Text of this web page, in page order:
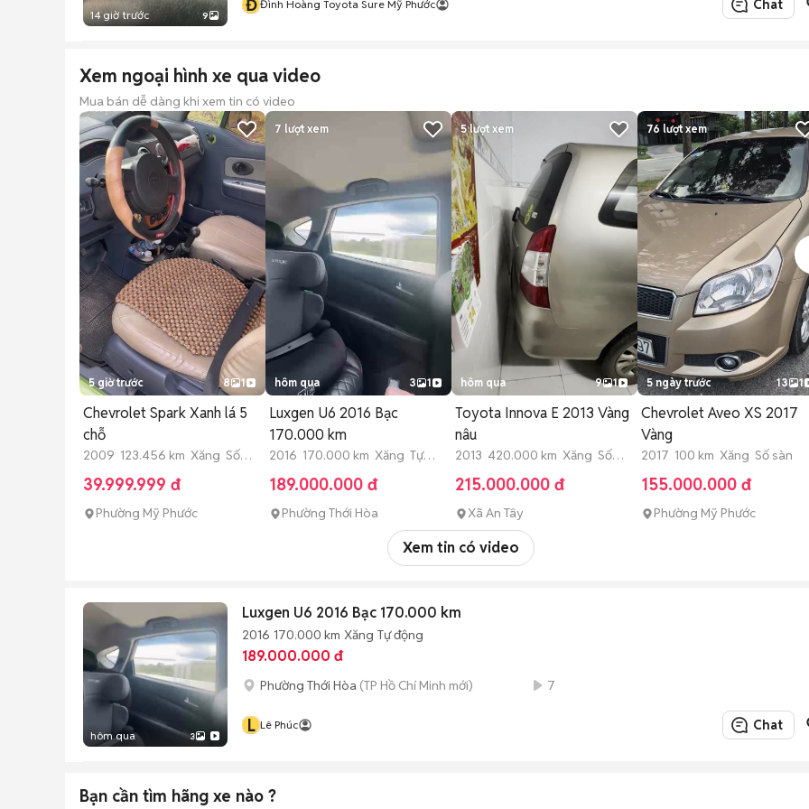
14 giờ trước 9
Đ Đình Hoàng Toyota Sure Mỹ Phước Chat
Xem ngoại hình xe qua video
Mua bán dễ dàng khi xem tin có video
5 giờ trước 8 1
Chevrolet Spark Xanh lá 5
chỗ
2009 123.456 km Xăng Số
sàn
39.999.999 đ
Phường Mỹ Phước
7 lượt xem
hôm qua 3 1
Luxgen U6 2016 Bạc
170.000 km
2016 170.000 km Xăng Tự
động
189.000.000 đ
Phường Thới Hòa
5lượt xem
hôm qua 9 1
Toyota Innova E 2013 Vàng
nâu
2013 420.000 km Xăng Số
sàn
215.000.000 đ
Xã An Tây
76 lượt xem
5 ngày trước 13 1
Chevrolet Aveo XS 2017
Vàng
2017 100 km Xăng Số sàn
155.000.000 đ
Phường Mỹ Phước
Xem tin có video
hôm qua 3
Luxgen U6 2016 Bạc 170.000 km
2016 170.000 km Xăng Tự động
189.000.000 đ
Phường Thới Hòa (TP Hồ Chí Minh mới) 7
L Lê Phúc Chat
Bạn cần tìm hãng xe nào ?